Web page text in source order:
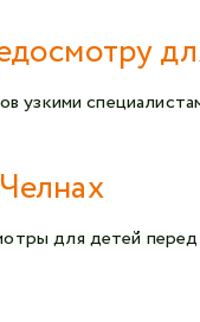
узкими
для детей